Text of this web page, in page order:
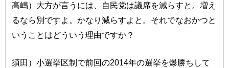
高嶋）大方が言うには、自民党は議席を減らすと。増え
るなら別ですよ。かなり減らすよと。それでなおかつと
いうことはどういう理由ですか？
須田）小選挙区制で前回の2014年の選挙を爆勝ちして